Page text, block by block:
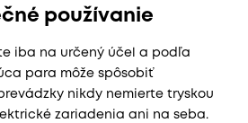
používanie
iba na určený účel a podľa
para môže spôsobiť
nikdy nemierte tryskou
zariadenia ani na seba.